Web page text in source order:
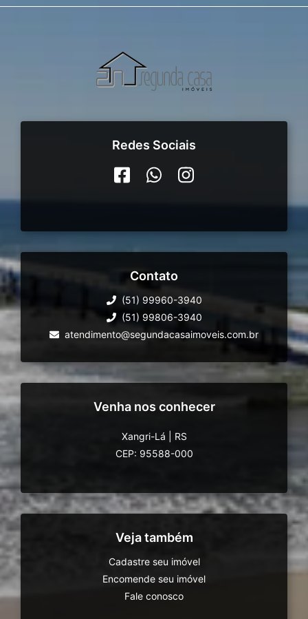
Redes Sociais
Contato
(51) 99960-3940
(51) 99806-3940
atendimento@segundacasaimoveis.com.br
Venha nos conhecer
Xangri-Lá
RS
CEP: 95588-000
Veja também
Cadastre seu imóvel
Encomende seu imóvel
Fale conosco